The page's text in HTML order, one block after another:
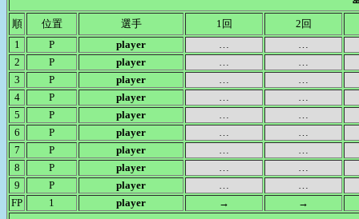
順
位置 選手 1回
2回
1
P player …
…
2
P player …
…
3
P player …
…
4
P player …
…
5
P player …
…
6
P player …
…
7
P player …
…
8
P player …
…
9
P player …
…
FP
1 player → →